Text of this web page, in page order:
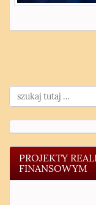
PROJEKTY
FINANSOWYM